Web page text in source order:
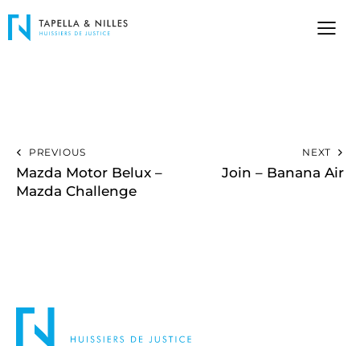
PREVIOUS
Mazda Motor Belux –
Mazda Challenge
NEXT
Join – Banana Air